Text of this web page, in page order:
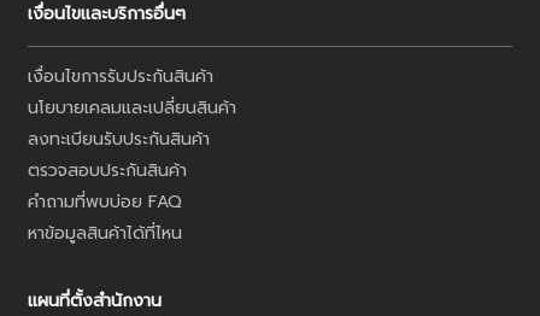
เงื่อนไขและบริการอื่นๆ
เงื่อนไขการรับประกันสินค้า
นโยบายเคลมและเปลี่ยนสินค้า
ลงทะเบียนรับประกันสินค้า
ตรวจสอบประกันสินค้า
คำถามที่พบบ่อย FAQ
หาข้อมูลสินค้าได้ที่ไหน
แผนที่ตั้งสำนักงาน